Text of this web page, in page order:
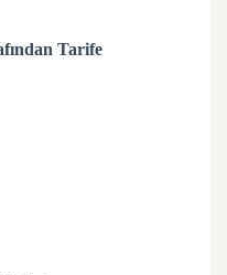
Tarife